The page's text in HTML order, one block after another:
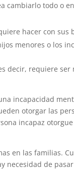
todo o
hacer con
menores o los
decir, requiere
incapacidad
otorgar las
incapaz
en las familias.
de